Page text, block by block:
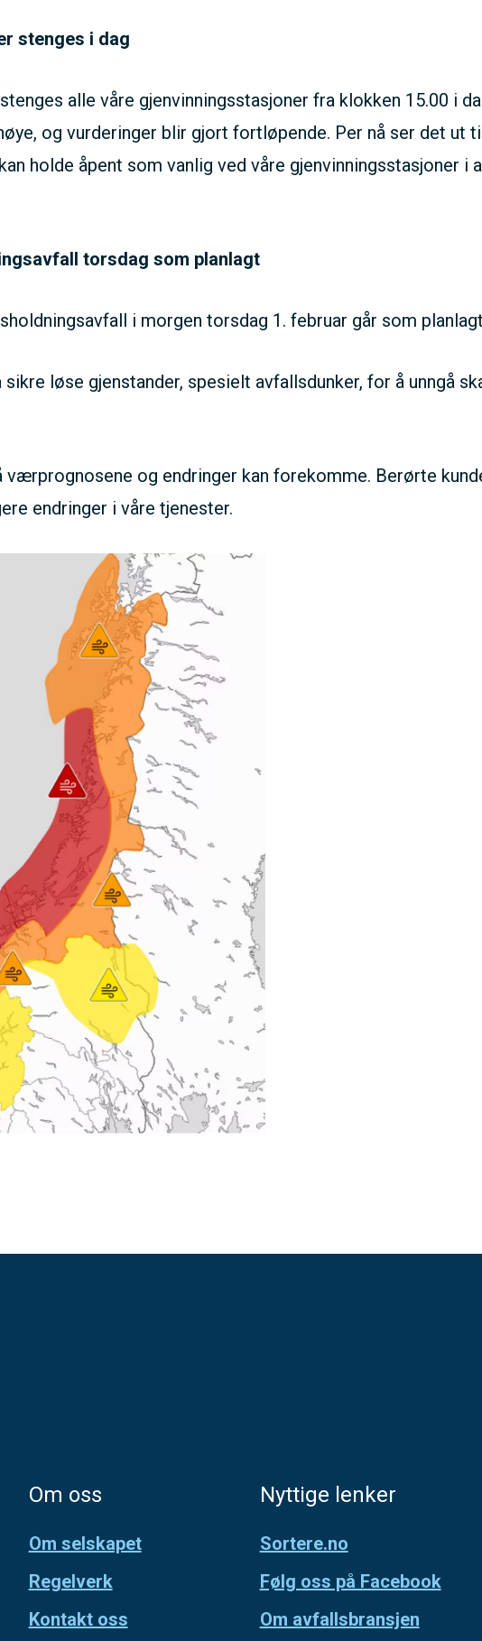
stenges i dag
alle våre gjenvinningsstasjoner fra klokken 15.00 i
og vurderinger blir gjort fortløpende. Per nå ser det ut
holde åpent som vanlig ved våre gjenvinningsstasjoner i
torsdag som planlagt
i morgen torsdag 1. februar går som
løse gjenstander, spesielt avfallsdunker, for å unngå
værprognosene og endringer kan forekomme. Berørte
endringer i våre tjenester.
Om oss
Om selskapet
Regelverk
Kontakt oss
Nyttige lenker
Sortere.no
Følg oss på Facebook
Om avfallsbransjen